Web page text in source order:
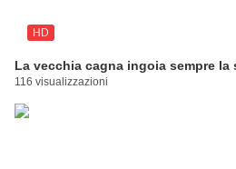
HD
La vecchia cagna ingoia sempre la
116 visualizzazioni